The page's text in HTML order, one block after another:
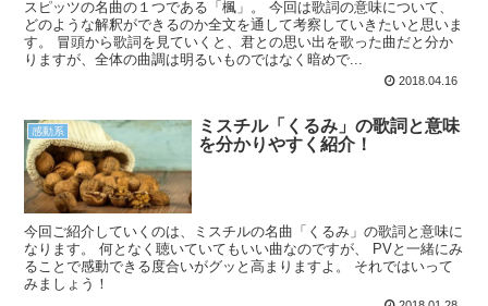
スピッツの名曲の１つである「楓」。 今回は歌詞の意味について、
どのような解釈ができるのか全文を通して考察していきたいと思いま
す。 冒頭から歌詞を見ていくと、君との思い出を歌った曲だと分か
りますが、全体の曲調は明るいものではなく暗めで...
2018.04.16
感動系
ミスチル「くるみ」の歌詞と意味
を分かりやすく紹介！
今回ご紹介していくのは、ミスチルの名曲「くるみ」の歌詞と意味に
なります。 何となく聴いていてもいい曲なのですが、 PVと一緒にみ
ることで感動できる度合いがグッと高まりますよ。 それではいって
みましょう！